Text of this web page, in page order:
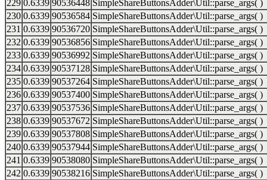
229 0.6339 90536448 SimpleShareButtonsAdder\Util::parse_args( )
230 0.6339 90536584 SimpleShareButtonsAdder\Util::parse_args( )
231 0.6339 90536720 SimpleShareButtonsAdder\Util::parse_args( )
232 0.6339 90536856 SimpleShareButtonsAdder\Util::parse_args( )
233 0.6339 90536992 SimpleShareButtonsAdder\Util::parse_args( )
234 0.6339 90537128 SimpleShareButtonsAdder\Util::parse_args( )
235 0.6339 90537264 SimpleShareButtonsAdder\Util::parse_args( )
236 0.6339 90537400 SimpleShareButtonsAdder\Util::parse_args( )
237 0.6339 90537536 SimpleShareButtonsAdder\Util::parse_args( )
238 0.6339 90537672 SimpleShareButtonsAdder\Util::parse_args( )
239 0.6339 90537808 SimpleShareButtonsAdder\Util::parse_args( )
240 0.6339 90537944 SimpleShareButtonsAdder\Util::parse_args( )
241 0.6339 90538080 SimpleShareButtonsAdder\Util::parse_args( )
242 0.6339 90538216 SimpleShareButtonsAdder\Util::parse_args( )